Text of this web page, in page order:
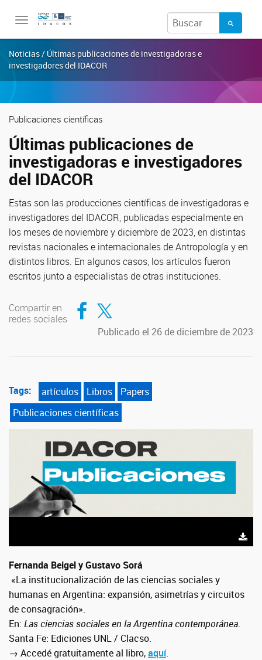
Toggle
Noticias / Últimas publicaciones de investigadoras e
investigadores del IDACOR
Publicaciones científicas
Últimas publicaciones de
investigadoras e investigadores
del IDACOR
Estas son las producciones científicas de investigadoras e
investigadores del IDACOR, publicadas especialmente en
los meses de noviembre y diciembre de 2023, en distintas
revistas nacionales e internacionales de Antropología y en
distintos libros. En algunos casos, los artículos fueron
escritos junto a especialistas de otras instituciones.
Compartir en
redes sociales
Compartir en Facebook
Compartir en Twitter
Publicado el 26 de diciembre de 2023
Tags: artículos Libros
Papers
Publicaciones científicas
Fernanda Beigel y Gustavo Sorá
«La institucionalización de las ciencias sociales y
humanas en Argentina: expansión, asimetrías y circuitos
de consagración».
En: Las ciencias sociales en la Argentina contemporánea.
Santa Fe: Ediciones UNL / Clacso.
→ Accedé gratuitamente al libro,aquí.